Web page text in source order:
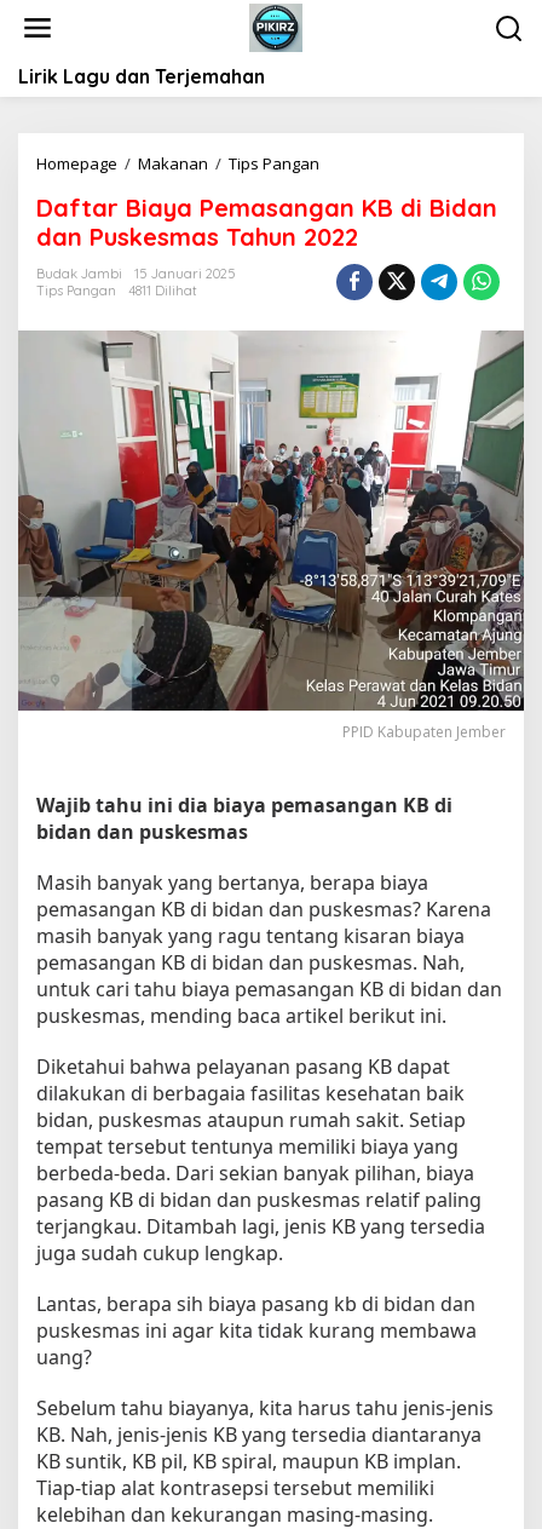
Lirik Lagu dan Terjemahan
Homepage / Makanan / Tips Pangan
f
t
i
y
a
P
e
m
a
s
a
n
g
a
B
d
d
a
n
P
u
s
e
s
m
a
s
T
a
h
2
0
Daftar Biaya Pemasangan KB di Bidan
dan Puskesmas Tahun 2022
Budak Jambi
15 Januari 2025
Tips Pangan
4811 Dilihat
PPID Kabupaten Jember
Wajib tahu ini dia biaya pemasangan KB di
bidan dan puskesmas
Masih banyak yang bertanya, berapa biaya
pemasangan KB di bidan dan puskesmas? Karena
masih banyak yang ragu tentang kisaran biaya
pemasangan KB di bidan dan puskesmas. Nah,
untuk cari tahu biaya pemasangan KB di bidan dan
puskesmas, mending baca artikel berikut ini.
Diketahui bahwa pelayanan pasang KB dapat
dilakukan di berbagaia fasilitas kesehatan baik
bidan, puskesmas ataupun rumah sakit. Setiap
tempat tersebut tentunya memiliki biaya yang
berbeda-beda. Dari sekian banyak pilihan, biaya
pasang KB di bidan dan puskesmas relatif paling
terjangkau. Ditambah lagi, jenis KB yang tersedia
juga sudah cukup lengkap.
Lantas, berapa sih biaya pasang kb di bidan dan
puskesmas ini agar kita tidak kurang membawa
uang?
Sebelum tahu biayanya, kita harus tahu jenis-jenis
KB. Nah, jenis-jenis KB yang tersedia diantaranya
KB suntik, KB pil, KB spiral, maupun KB implan.
Tiap-tiap alat kontrasepsi tersebut memiliki
kelebihan dan kekurangan masing-masing.